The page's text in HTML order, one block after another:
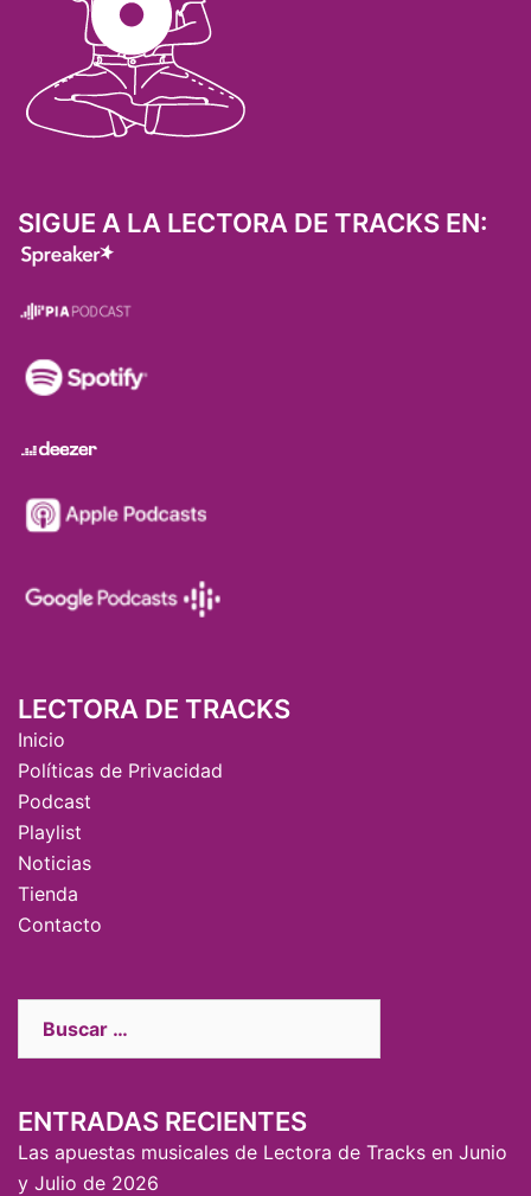
SIGUE A LA LECTORA DE TRACKS EN:
LECTORA DE TRACKS
Inicio
Políticas de Privacidad
Podcast
Playlist
Noticias
Tienda
Contacto
ENTRADAS RECIENTES
Las apuestas musicales de Lectora de Tracks en Junio
y Julio de 2026